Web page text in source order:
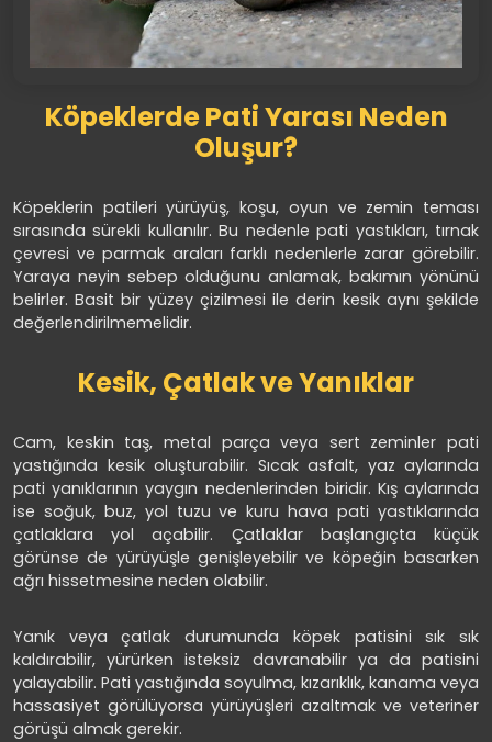
Köpeklerde Pati Yarası Neden
Oluşur?
Köpeklerin patileri yürüyüş, koşu, oyun ve zemin teması
sırasında sürekli kullanılır. Bu nedenle pati yastıkları, tırnak
çevresi ve parmak araları farklı nedenlerle zarar görebilir.
Yaraya neyin sebep olduğunu anlamak, bakımın yönünü
belirler. Basit bir yüzey çizilmesi ile derin kesik aynı şekilde
değerlendirilmemelidir.
Kesik, Çatlak ve Yanıklar
Cam, keskin taş, metal parça veya sert zeminler pati
yastığında kesik oluşturabilir. Sıcak asfalt, yaz aylarında
pati yanıklarının yaygın nedenlerinden biridir. Kış aylarında
ise soğuk, buz, yol tuzu ve kuru hava pati yastıklarında
çatlaklara yol açabilir. Çatlaklar başlangıçta küçük
görünse de yürüyüşle genişleyebilir ve köpeğin basarken
ağrı hissetmesine neden olabilir.
Yanık veya çatlak durumunda köpek patisini sık sık
kaldırabilir, yürürken isteksiz davranabilir ya da patisini
yalayabilir. Pati yastığında soyulma, kızarıklık, kanama veya
hassasiyet görülüyorsa yürüyüşleri azaltmak ve veteriner
görüşü almak gerekir.